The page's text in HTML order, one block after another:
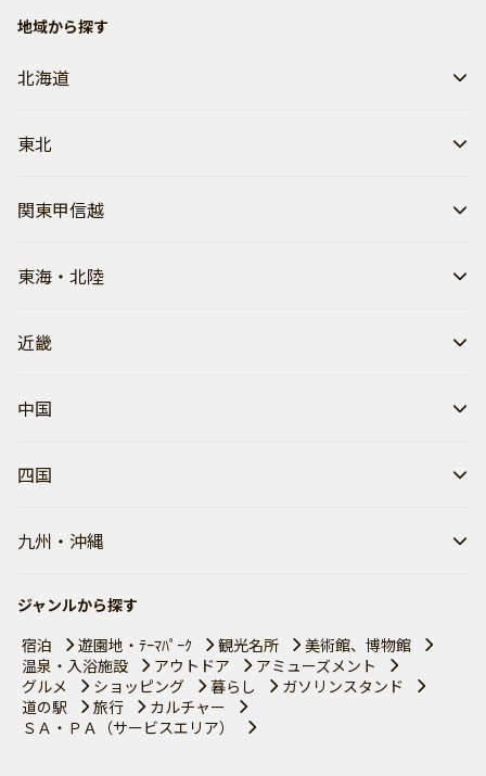
地域から探す
北海道
東北
関東甲信越
東海・北陸
近畿
中国
四国
九州・沖縄
ジャンルから探す
宿泊
遊園地・ﾃｰﾏﾊﾟｰｸ 観光名所
美術館、博物館
温泉・入浴施設
アウトドア
アミューズメント
グルメ
ショッピング 暮らし
ガソリンスタンド
道の駅
旅行
カルチャー
ＳＡ・ＰＡ（サービスエリア）